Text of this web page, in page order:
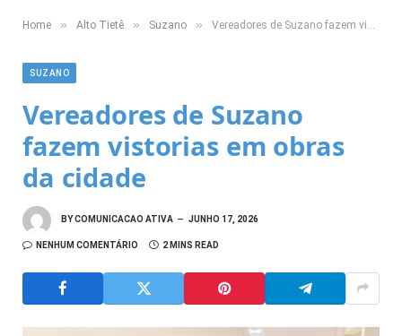
Home » Alto Tietê » Suzano » Vereadores de Suzano fazem vistorias em obras da cidade
SUZANO
Vereadores de Suzano
fazem vistorias em obras
da cidade
BYCOMUNICACAO ATIVA JUNHO 17, 2026
NENHUM COMENTÁRIO 2 MINS READ